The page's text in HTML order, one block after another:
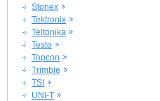
Stonex
Tektronix
Teltonika
Testo
Topcon
Trimble
TSI
UNI-T